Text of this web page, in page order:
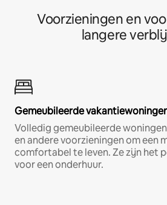
Voorzieningen en
langere
Gemeubileerde
Volledig gemeubileerde
en andere voorzieningen om een
comfortabel te leven. Ze zijn het
voor een onderhuur.